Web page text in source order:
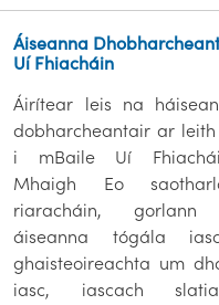
Áiseanna
Uí Fhiacháin
Áirítear leis na
dobharcheantair ar
i mBaile Uí
Mhaigh Eo
riaracháin, gorlann
áiseanna tógála
ghaisteoireachta um
iasc, iascach